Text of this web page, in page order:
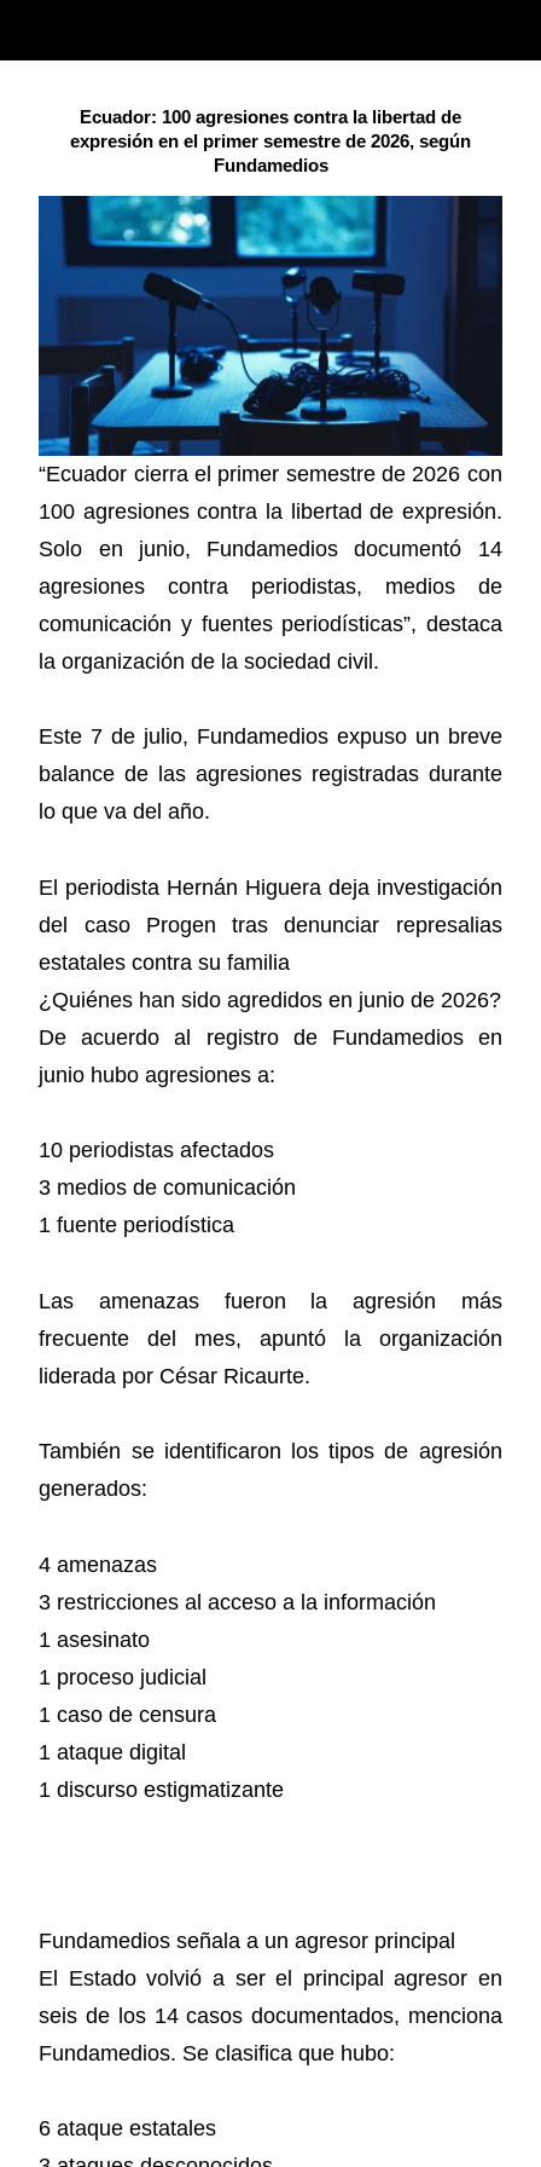
Ecuador: 100 agresiones contra la libertad de
expresión en el primer semestre de 2026, según
Fundamedios
“Ecuador cierra el primer semestre de 2026 con
100 agresiones contra la libertad de expresión.
Solo en junio, Fundamedios documentó 14
agresiones contra periodistas, medios de
comunicación y fuentes periodísticas”, destaca
la organización de la sociedad civil.
Este 7 de julio, Fundamedios expuso un breve
balance de las agresiones registradas durante
lo que va del año.
El periodista Hernán Higuera deja investigación
del caso Progen tras denunciar represalias
estatales contra su familia
¿Quiénes han sido agredidos en junio de 2026?
De acuerdo al registro de Fundamedios en
junio hubo agresiones a:
10 periodistas afectados
3 medios de comunicación
1 fuente periodística
Las amenazas fueron la agresión más
frecuente del mes, apuntó la organización
liderada por César Ricaurte.
También se identificaron los tipos de agresión
generados:
4 amenazas
3 restricciones al acceso a la información
1 asesinato
1 proceso judicial
1 caso de censura
1 ataque digital
1 discurso estigmatizante
Fundamedios señala a un agresor principal
El Estado volvió a ser el principal agresor en
seis de los 14 casos documentados, menciona
Fundamedios. Se clasifica que hubo:
6 ataque estatales